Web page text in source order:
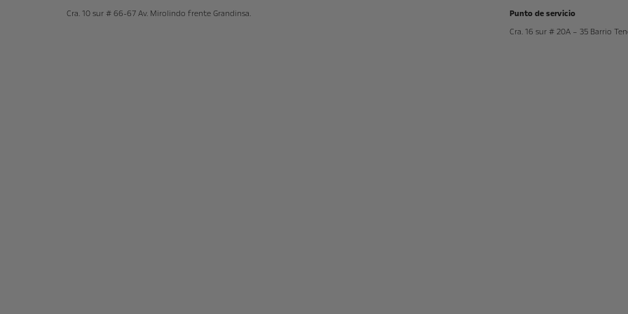
Cra. 10 sur # 66-67 Av. Mirolindo frente Grandinsa.
Punto de servicio
Cra. 16 sur # 20A – 35 Barrio